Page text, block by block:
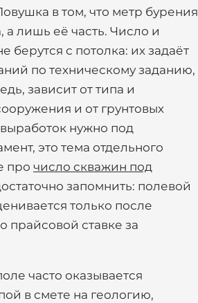
в том, что метр бурения
а лишь её часть. Число и
берутся с потолка: их задаёт
по техническому заданию,
зависит от типа и
и от грунтовых
нужно под
это тема отдельного
про число скважин под
запомнить: полевой
только после
прайсовой ставке за
часто оказывается
в смете на геологию,